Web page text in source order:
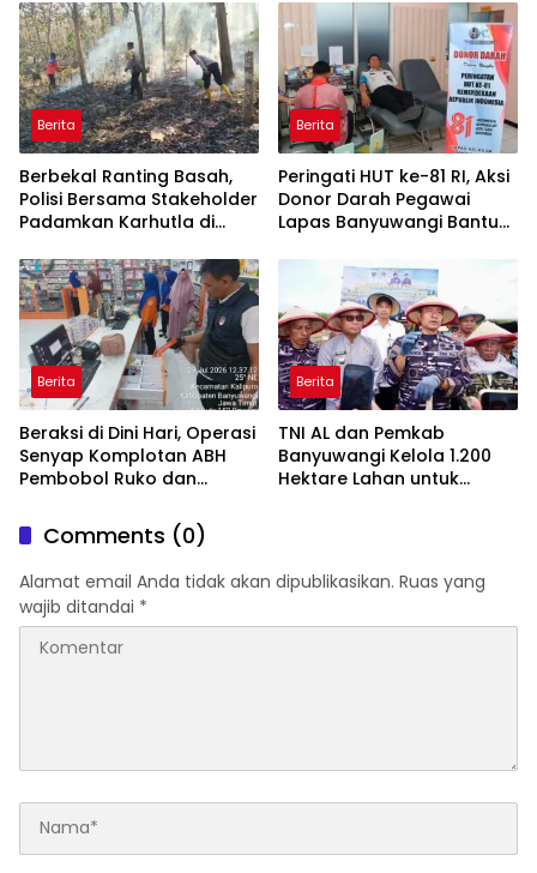
Daerah
Berita
Berbekal Ranting Basah,
Polisi Bersama Stakeholder
Padamkan Karhutla di
Trenggalek
Berita
Peringati HUT ke-81 RI, Aksi
Donor Darah Pegawai
Lapas Banyuwangi Bantu
Berita
Beraksi di Dini Hari, Operasi
Senyap Komplotan ABH
Pembobol Ruko dan
Macan Blambangan
Berita
TNI AL dan Pemkab
Banyuwangi Kelola 1.200
Hektare Lahan untuk
Comments (0)
Alamat email Anda tidak akan dipublikasikan. Ruas yang
wajib ditandai *